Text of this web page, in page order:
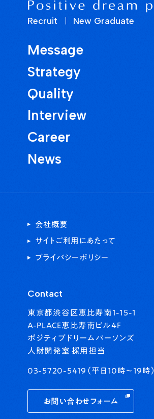
Recruit New Graduate
Message
Strategy
Quality
Interview
Career
News
会社概要
サイトご利用にあたって
プライバシーポリシー
Contact
東京都渋谷区恵比寿南1-15-1
A-PLACE恵比寿南ビル4F
ポジティブドリームパーソンズ
人財開発室 採用担当
03-5720-5419（平日10時〜19時）
お問い合わせフォーム